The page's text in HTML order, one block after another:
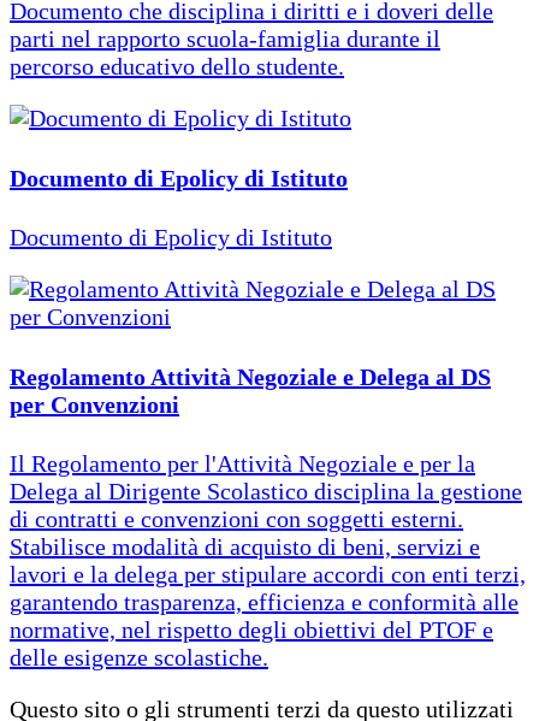
Documento che disciplina i diritti e i doveri delle
parti nel rapporto scuola-famiglia durante il
percorso educativo dello studente.
Documento di Epolicy di Istituto
Documento di Epolicy di Istituto
Regolamento Attività Negoziale e Delega al DS
per Convenzioni
Il Regolamento per l'Attività Negoziale e per la
Delega al Dirigente Scolastico disciplina la gestione
di contratti e convenzioni con soggetti esterni.
Stabilisce modalità di acquisto di beni, servizi e
lavori e la delega per stipulare accordi con enti terzi,
garantendo trasparenza, efficienza e conformità alle
normative, nel rispetto degli obiettivi del PTOF e
delle esigenze scolastiche.
Questo sito o gli strumenti terzi da questo utilizzati